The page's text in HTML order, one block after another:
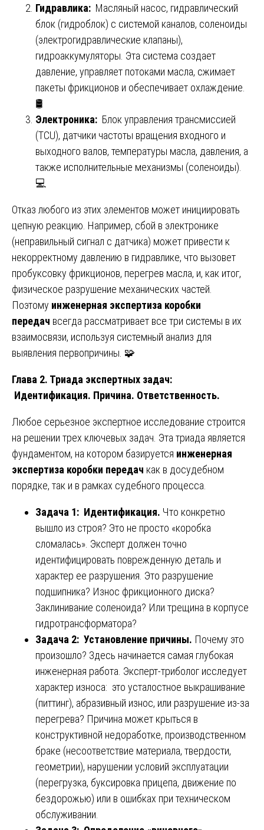
Гидравлика: Масляный насос, гидравлический
блок (гидроблок) с системой каналов, соленоиды
(электрогидравлические клапаны),
гидроаккумуляторы. Эта система создает
давление, управляет потоками масла, сжимает
пакеты фрикционов и обеспечивает охлаждение.
🛢️
Электроника: Блок управления трансмиссией
(TCU), датчики частоты вращения входного и
выходного валов, температуры масла, давления, а
также исполнительные механизмы (соленоиды).
💻
Отказ любого из этих элементов может инициировать
цепную реакцию. Например, сбой в электронике
(неправильный сигнал с датчика) может привести к
некорректному давлению в гидравлике, что вызовет
пробуксовку фрикционов, перегрев масла, и, как итог,
физическое разрушение механических частей.
Поэтому инженерная экспертиза коробки
передач всегда рассматривает все три системы в их
взаимосвязи, используя системный анализ для
выявления первопричины. 🧩
Глава 2. Триада экспертных задач:
Идентификация. Причина. Ответственность.
Любое серьезное экспертное исследование строится
на решении трех ключевых задач. Эта триада является
фундаментом, на котором базируется инженерная
экспертиза коробки передач как в досудебном
порядке, так и в рамках судебного процесса.
Задача 1: Идентификация. Что конкретно
вышло из строя? Это не просто «коробка
сломалась». Эксперт должен точно
идентифицировать поврежденную деталь и
характер ее разрушения. Это разрушение
подшипника? Износ фрикционного диска?
Заклинивание соленоида? Или трещина в корпусе
гидротрансформатора?
Задача 2: Установление причины. Почему это
произошло? Здесь начинается самая глубокая
инженерная работа. Эксперт-триболог исследует
характер износа: это усталостное выкрашивание
(питтинг), абразивный износ, или разрушение из-за
перегрева? Причина может крыться в
конструктивной недоработке, производственном
браке (несоответствие материала, твердости,
геометрии), нарушении условий эксплуатации
(перегрузка, буксировка прицепа, движение по
бездорожью) или в ошибках при техническом
обслуживании.